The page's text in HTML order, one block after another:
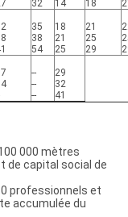
32 14 18
35
38
54
18
21
25
21
25
29
--
--
--
29
32
41
000 mètres
de capital social de
professionnels et
accumulée du